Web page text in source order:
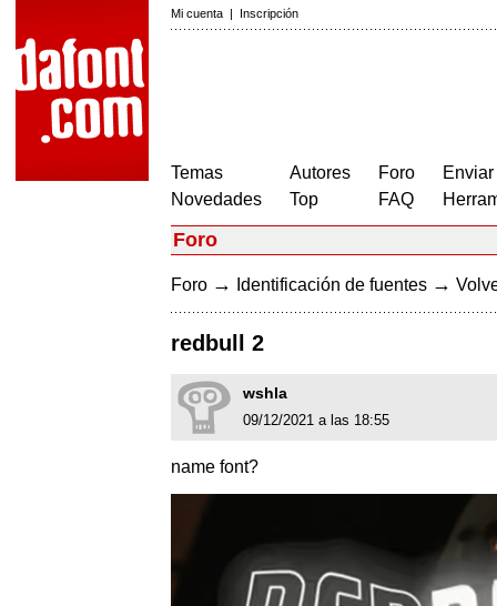
Mi cuenta | Inscripción
Temas
Novedades
Autores
Top
Foro
FAQ
Foro
Foro → Identificación de fuentes →
redbull 2
wshla
09/12/2021 a las 18:55
name font?